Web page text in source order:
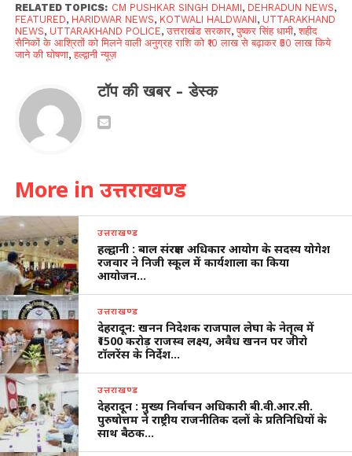
RELATED TOPICS: CM PUSHKAR SINGH DHAMI, DEHRADUN NEWS,
FEATURED, HARIDWAR NEWS, KOTWALI HALDWANI, UTTARAKHAND
NEWS, UTTARAKHAND POLICE,उत्तराखंड सरकार,पुष्कर सिंह धामी,शहीद
सैनिकों के आश्रितों को मिलने वाली अनुग्रह राशि को ₹10 लाख से बढ़ाकर ₹50 लाख किये
जाने की घोषणा,हल्द्वानी न्यूज़
टॉप की खबर - डेस्क
More in उत्तराखण्ड
उत्तराखण्ड
हल्द्वानी : बाल संरक्षण अधिकार आयोग के सदस्य योगेश
रजवार ने निजी स्कूल में कार्यशाला का किया
आयोजन…
उत्तराखण्ड
देहरादून: खनन निदेशक राजपाल लेघा के नेतृत्व में
₹1500 करोड़ राजस्व लक्ष्य, अवैध खनन पर जीरो
टॉलरेंस के निर्देश…
उत्तराखण्ड
देहरादून : मुख्य निर्वाचन अधिकारी बी.वी.आर.सी.
पुरुषोत्तम ने राष्ट्रीय राजनीतिक दलों के प्रतिनिधियों के
साथ बैठक…